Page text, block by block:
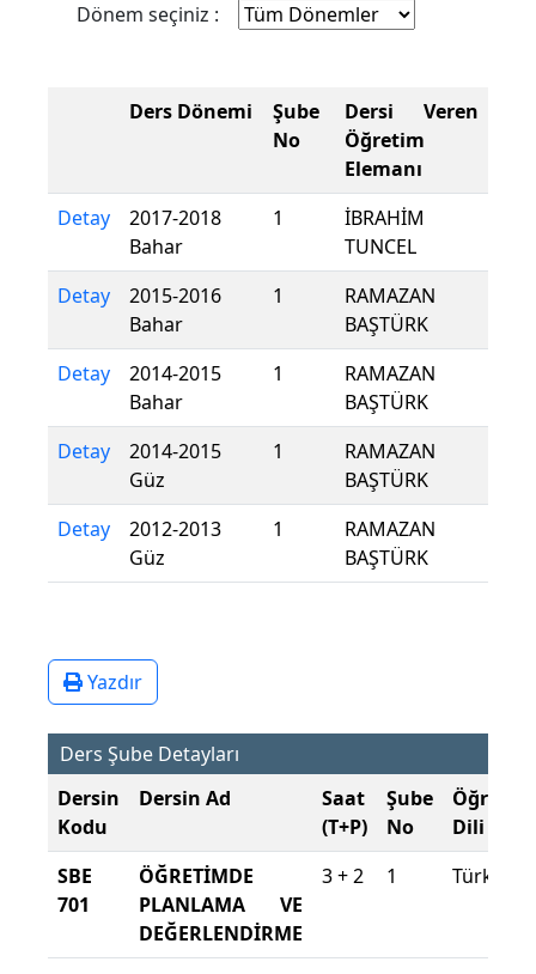
Dönem seçiniz :
Ders Dönemi
Şube
No
Dersi Veren
Öğretim
Elemanı
Detay
2017-2018
Bahar
1
İBRAHİM
TUNCEL
Detay
2015-2016
Bahar
1
RAMAZAN
BAŞTÜRK
Detay
2014-2015
Bahar
1
RAMAZAN
BAŞTÜRK
Detay
2014-2015
Güz
1
RAMAZAN
BAŞTÜRK
Detay
2012-2013
Güz
1
RAMAZAN
BAŞTÜRK
Yazdır
Ders Şube Detayları
Dersin
Kodu
Dersin Ad
Saat
(T+P)
Şube
No
Öğretim
Dili
SBE
701
ÖĞRETİMDE
PLANLAMA VE
DEĞERLENDİRME
3 + 2 1 Türkçe